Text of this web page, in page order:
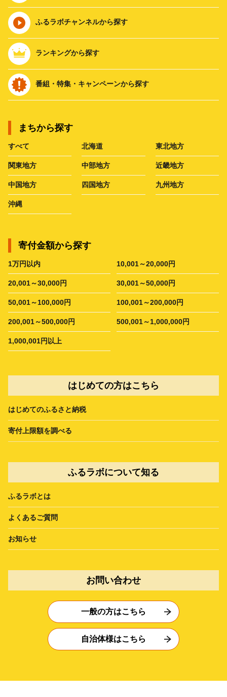
ふるラボチャンネルから探す
ランキングから探す
番組・特集・キャンペーンから探す
まちから探す
すべて 北海道 東北地方
関東地方 中部地方 近畿地方
中国地方 四国地方 九州地方
沖縄
寄付金額から探す
1万円以内 10,001～20,000円
20,001～30,000円 30,001～50,000円
50,001～100,000円 100,001～200,000円
200,001～500,000円 500,001～1,000,000円
1,000,001円以上
はじめての方はこちら
はじめてのふるさと納税
寄付上限額を調べる
ふるラボについて知る
ふるラボとは
よくあるご質問
お知らせ
お問い合わせ
一般の方はこちら
自治体様はこちら